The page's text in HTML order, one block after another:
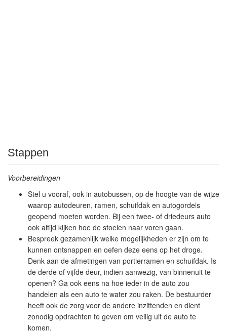
Stappen
Voorbereidingen
Stel u vooraf, ook in autobussen, op de hoogte van de wijze
waarop autodeuren, ramen, schuifdak en autogordels
geopend moeten worden. Bij een twee- of driedeurs auto
ook altijd kijken hoe de stoelen naar voren gaan.
Bespreek gezamenlijk welke mogelijkheden er zijn om te
kunnen ontsnappen en oefen deze eens op het droge.
Denk aan de afmetingen van portierramen en schuifdak. Is
de derde of vijfde deur, indien aanwezig, van binnenuit te
openen? Ga ook eens na hoe ieder in de auto zou
handelen als een auto te water zou raken. De bestuurder
heeft ook de zorg voor de andere inzittenden en dient
zonodig opdrachten te geven om veilig uit de auto te
komen.